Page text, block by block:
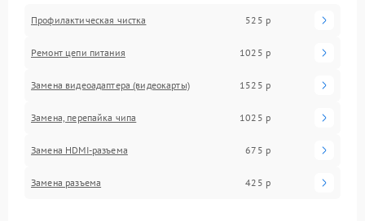
Профилактическая чистка 525 р
Ремонт цепи питания 1025 р
Замена видеоадаптера (видеокарты) 1525 р
Замена, перепайка чипа 1025 р
Замена HDMI-разъема 675 р
Замена разъема 425 р